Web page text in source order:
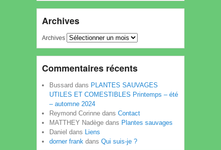
Archives
Archives
Commentaires récents
Bussard dans PLANTES SAUVAGES
UTILES ET COMESTIBLES Printemps – été
– automne 2024
Reymond Corinne dans Contact
MATTHEY Nadège dans Plantes sauvages
Daniel dans
Liens
dorner frank dans Qui suis-je ?